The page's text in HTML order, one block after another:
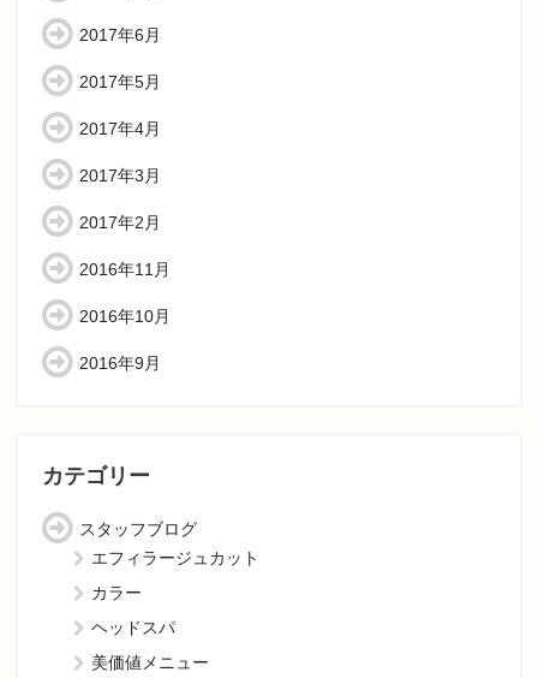
2017年6月
2017年5月
2017年4月
2017年3月
2017年2月
2016年11月
2016年10月
2016年9月
カテゴリー
スタッフブログ
エフィラージュカット
カラー
ヘッドスパ
美価値メニュー